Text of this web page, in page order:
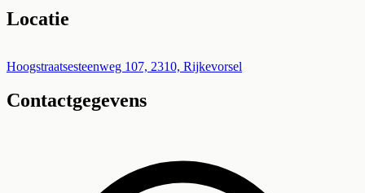
Locatie
+
−
Hoogstraatsesteenweg 107, 2310, Rijkevorsel
Contactgegevens